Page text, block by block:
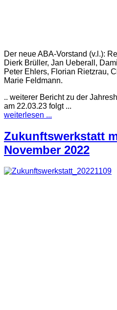
Der neue ABA-Vorstand (v.l.):
Dierk Brüller, Jan Ueberall,
Peter Ehlers, Florian Rietzrau,
Marie Feldmann.
.. weiterer Bericht zu der
am 22.03.23 folgt ...
weiterlesen ...
Zukunftswerkstatt
November 2022